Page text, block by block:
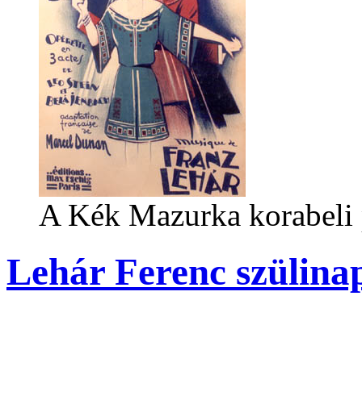
A Kék Mazurka korabeli
Lehár Ferenc